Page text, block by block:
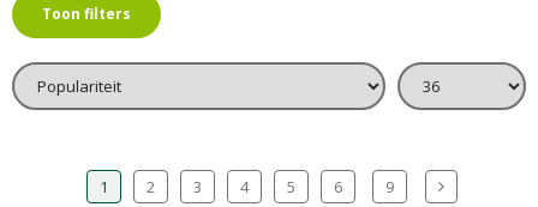
Toon filters
1 2 3 4 5 6 9